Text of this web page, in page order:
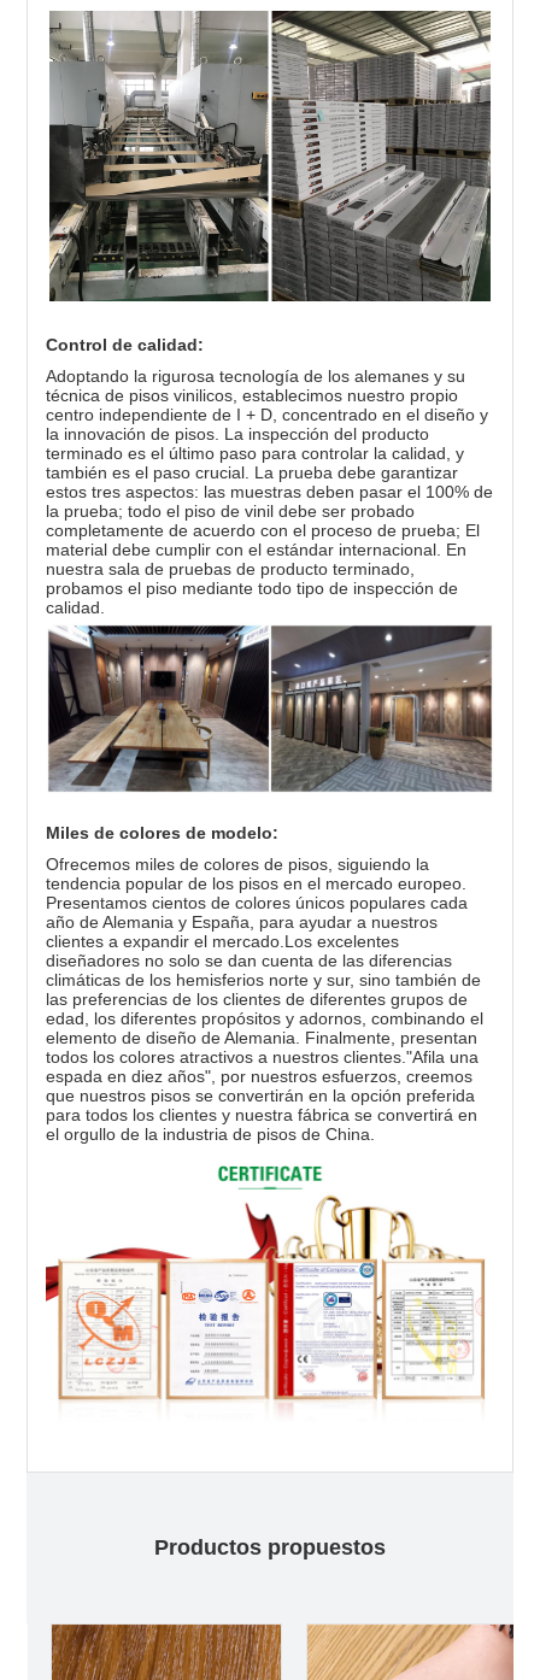
Control de calidad:
Adoptando la rigurosa tecnología de los alemanes y su
técnica de pisos vinilicos, establecimos nuestro propio
centro independiente de I + D, concentrado en el diseño y
la innovación de pisos. La inspección del producto
terminado es el último paso para controlar la calidad, y
también es el paso crucial. La prueba debe garantizar
estos tres aspectos: las muestras deben pasar el 100% de
la prueba; todo el piso de vinil debe ser probado
completamente de acuerdo con el proceso de prueba; El
material debe cumplir con el estándar internacional. En
nuestra sala de pruebas de producto terminado,
probamos el piso mediante todo tipo de inspección de
calidad.
Miles de colores de modelo:
Ofrecemos miles de colores de pisos, siguiendo la
tendencia popular de los pisos en el mercado europeo.
Presentamos cientos de colores únicos populares cada
año de Alemania y España, para ayudar a nuestros
clientes a expandir el mercado.Los excelentes
diseñadores no solo se dan cuenta de las diferencias
climáticas de los hemisferios norte y sur, sino también de
las preferencias de los clientes de diferentes grupos de
edad, los diferentes propósitos y adornos, combinando el
elemento de diseño de Alemania. Finalmente, presentan
todos los colores atractivos a nuestros clientes."Afila una
espada en diez años", por nuestros esfuerzos, creemos
que nuestros pisos se convertirán en la opción preferida
para todos los clientes y nuestra fábrica se convertirá en
el orgullo de la industria de pisos de China.
Productos propuestos